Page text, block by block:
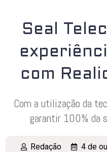
Seal
com
Com a utilização da
garantir 100% da
Redação 4 de